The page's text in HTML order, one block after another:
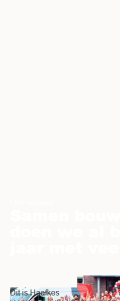
Dit is Haafkes